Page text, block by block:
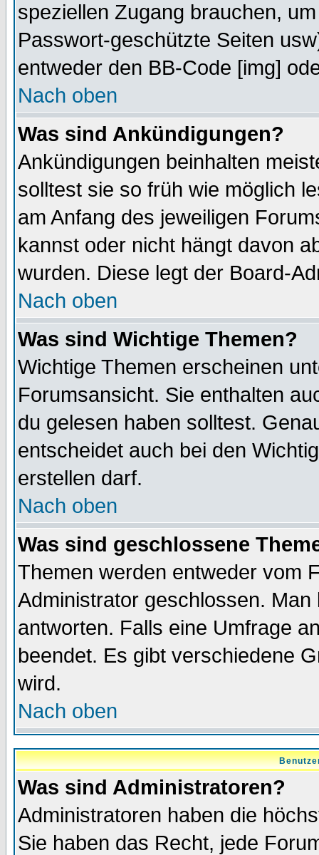
speziellen Zugang brauchen,
Passwort-geschützte Seiten
entweder den BB-Code [img]
Nach oben
Was sind Ankündigungen?
Ankündigungen beinhalten
solltest sie so früh wie möglich
am Anfang des jeweiligen
kannst oder nicht hängt davon
wurden. Diese legt der Board-
Nach oben
Was sind Wichtige Themen?
Wichtige Themen erscheinen
Forumsansicht. Sie enthalten
du gelesen haben solltest.
entscheidet auch bei den
erstellen darf.
Nach oben
Was sind geschlossene
Themen werden entweder vom
Administrator geschlossen.
antworten. Falls eine Umfrage
beendet. Es gibt verschiedene
wird.
Nach oben
Was sind Administratoren?
Administratoren haben die
Sie haben das Recht, jede